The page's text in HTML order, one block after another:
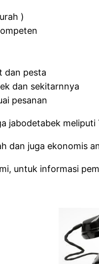
)
dan pesta
dan sekitarnnya
pesanan
jabodetabek
dan juga ekonomis
untuk informasi